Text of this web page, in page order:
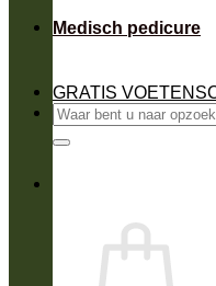
Medisch pedicure
GRATIS
Zoeken
naar: